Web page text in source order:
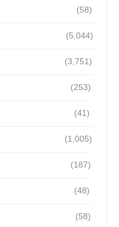
(58)
(5,044)
(3,751)
(253)
(41)
(1,005)
(187)
(48)
(58)